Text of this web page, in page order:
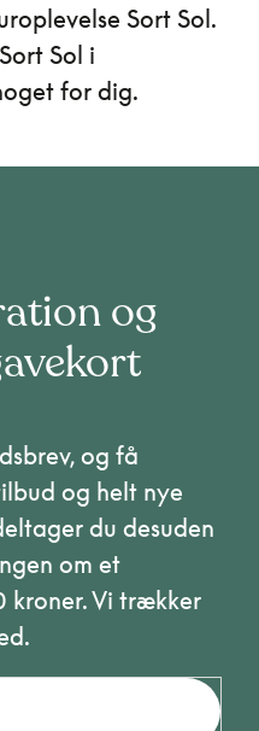
Sort Sol.
Sol i
for dig.
og
og få
og helt nye
du desuden
om et
kroner. Vi trækker